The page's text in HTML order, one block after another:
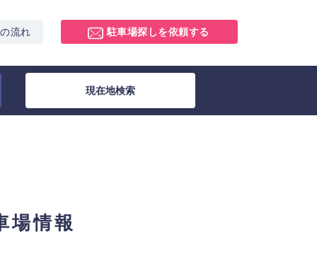
流れ 駐車場探しを依頼する
現在地検索
場情報